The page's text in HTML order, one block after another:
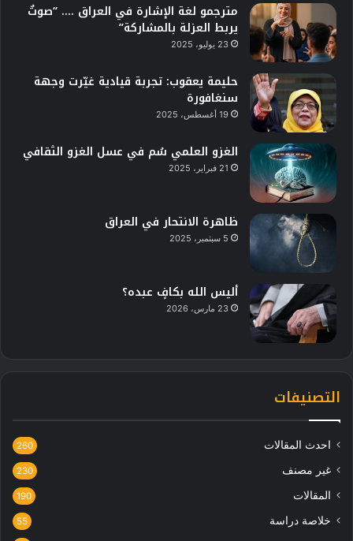
مترجمو لغة الإشارة في العراق …. “صوتٌ
يربط العزلة بالمشاركة”
23 يوليو، 2025
حليمة يعقوب: تجربة قيادية غيّرت وجهة
سنغافورة
19 أغسطس، 2025
الغزو العلمي سُم في عسل الغزو الثقافي
21 فبراير، 2025
ظاهرة الانتحار في العراق
5 سبتمبر، 2025
أليس الله بكافٍ عبده؟
23 مارس، 2026
التصنيفات
احدث المقالات 260
غير مصنف 230
المقالات 190
خلاصة دراسة 55